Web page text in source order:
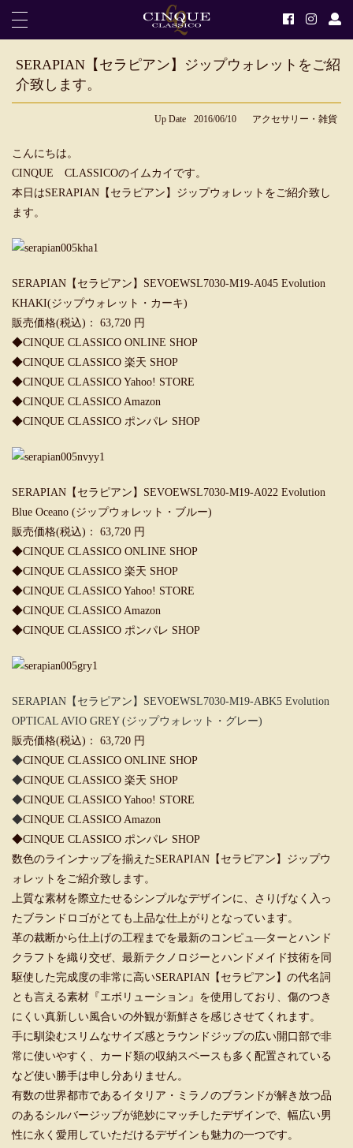
SERAPIAN【セラピアン】ジップウォレットをご紹
介致します。
Up Date 2016/06/10 アクセサリー・雑貨
こんにちは。
CINQUE CLASSICOのイムカイです。
本日はSERAPIAN【セラピアン】ジップウォレットをご紹介致し
ます。
SERAPIAN【セラピアン】SEVOEWSL7030-M19-A045 Evolution
KHAKI(ジップウォレット・カーキ)
販売価格(税込)： 63,720 円
◆CINQUE CLASSICO ONLINE SHOP
◆CINQUE CLASSICO 楽天 SHOP
◆CINQUE CLASSICO Yahoo! STORE
◆CINQUE CLASSICO Amazon
◆CINQUE CLASSICO ポンパレ SHOP
SERAPIAN【セラピアン】SEVOEWSL7030-M19-A022 Evolution
Blue Oceano (ジップウォレット・ブルー)
販売価格(税込)： 63,720 円
◆CINQUE CLASSICO ONLINE SHOP
◆CINQUE CLASSICO 楽天 SHOP
◆CINQUE CLASSICO Yahoo! STORE
◆CINQUE CLASSICO Amazon
◆CINQUE CLASSICO ポンパレ SHOP
SERAPIAN【セラピアン】SEVOEWSL7030-M19-ABK5 Evolution
OPTICAL AVIO GREY (ジップウォレット・グレー)
販売価格(税込)： 63,720 円
◆CINQUE CLASSICO ONLINE SHOP
◆CINQUE CLASSICO 楽天 SHOP
◆CINQUE CLASSICO Yahoo! STORE
◆CINQUE CLASSICO Amazon
◆CINQUE CLASSICO ポンパレ SHOP
数色のラインナップを揃えたSERAPIAN【セラピアン】ジップウ
ォレットをご紹介致します。
上質な素材を際立たせるシンプルなデザインに、さりげなく入っ
たブランドロゴがとても上品な仕上がりとなっています。
革の裁断から仕上げの工程までを最新のコンピュ―ターとハンド
クラフトを織り交ぜ、最新テクノロジーとハンドメイド技術を同
駆使した完成度の非常に高いSERAPIAN【セラピアン】の代名詞
とも言える素材『エボリューション』を使用しており、傷のつき
にくい真新しい風合いの外観が新鮮さを感じさせてくれます。
手に馴染むスリムなサイズ感とラウンドジップの広い開口部で非
常に使いやすく、カード類の収納スペースも多く配置されている
など使い勝手は申し分ありません。
有数の世界都市であるイタリア・ミラノのブランドが解き放つ品
のあるシルバージップが絶妙にマッチしたデザインで、幅広い男
性に永く愛用していただけるデザインも魅力の一つです。